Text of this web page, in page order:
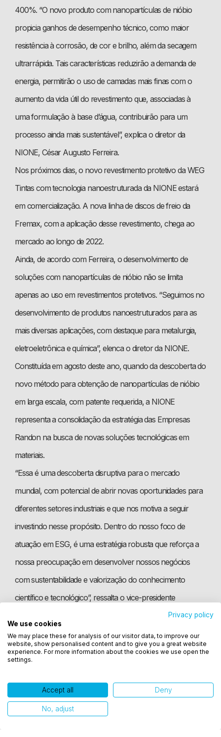
Utilizamos cookies para oferecer melhor
experiência, melhorar o desempenho, analisar
como você interage em nosso site e personalizar
conteúdo. Ao utilizar este site, você concorda com
Ok, entendi!
400%. “O novo produto com nanopartículas de nióbio
propicia ganhos de desempenho técnico, como maior
resistência à corrosão, de cor e brilho, além da secagem
ultrarrápida. Tais características reduzirão a demanda de
energia, permitirão o uso de camadas mais finas com o
aumento da vida útil do revestimento que, associadas à
uma formulação à base d’água, contribuirão para um
processo ainda mais sustentável”, explica o diretor da
NIONE, César Augusto Ferreira.
Nos próximos dias, o novo revestimento protetivo da WEG
Tintas com tecnologia nanoestruturada da NIONE estará
em comercialização. A nova linha de discos de freio da
Fremax, com a aplicação desse revestimento, chega ao
mercado ao longo de 2022.
Ainda, de acordo com Ferreira, o desenvolvimento de
soluções com nanopartículas de nióbio não se limita
apenas ao uso em revestimentos protetivos. “Seguimos no
desenvolvimento de produtos nanoestruturados para as
mais diversas aplicações, com destaque para metalurgia,
eletroeletrônica e química”, elenca o diretor da NIONE.
Constituída em agosto deste ano, quando da descoberta do
novo método para obtenção de nanopartículas de nióbio
em larga escala, com patente requerida, a NIONE
representa a consolidação da estratégia das Empresas
Randon na busca de novas soluções tecnológicas em
materiais.
“Essa é uma descoberta disruptiva para o mercado
mundial, com potencial de abrir novas oportunidades para
diferentes setores industriais e que nos motiva a seguir
investindo nesse propósito. Dentro do nosso foco de
atuação em ESG, é uma estratégia robusta que reforça a
nossa preocupação em desenvolver nossos negócios
com sustentabilidade e valorização do conhecimento
científico e tecnológico”, ressalta o vice-presidente
executivo e COO das Empresas Randon e CEO da Fras-le,
Sérgio L. Carvalho.
Privacy policy
We use cookies
We may place these for analysis of our visitor data, to improve our
website, show personalised content and to give you a great website
experience. For more information about the cookies we use open the
settings.
Accept all Deny
No, adjust